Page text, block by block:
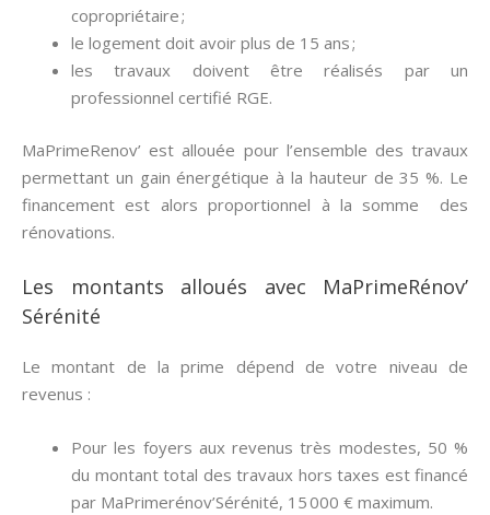
copropriétaire ;
le logement doit avoir plus de 15 ans ;
les travaux doivent être réalisés par un
professionnel certifié RGE.
MaPrimeRenov’ est allouée pour l’ensemble des travaux
permettant un gain énergétique à la hauteur de 35 %. Le
financement est alors proportionnel à la somme des
rénovations.
Les montants alloués avec MaPrimeRénov’
Sérénité
Le montant de la prime dépend de votre niveau de
revenus :
Pour les foyers aux revenus très modestes, 50 %
du montant total des travaux hors taxes est financé
par MaPrimerénov’Sérénité, 15 000 € maximum.